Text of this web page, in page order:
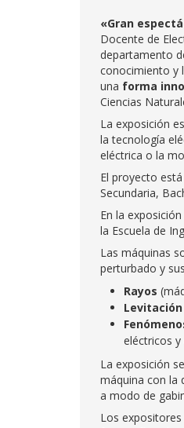
«Gran
Docente de
departamento
conocimiento y
una forma
Ciencias
La exposición
la tecnología
eléctrica o la
El proyecto
Secundaria,
En la
la Escuela de
Las máquinas
perturbado y
Rayos
Levitación
eléctricos
La exposición
máquina con la
a modo de
Los